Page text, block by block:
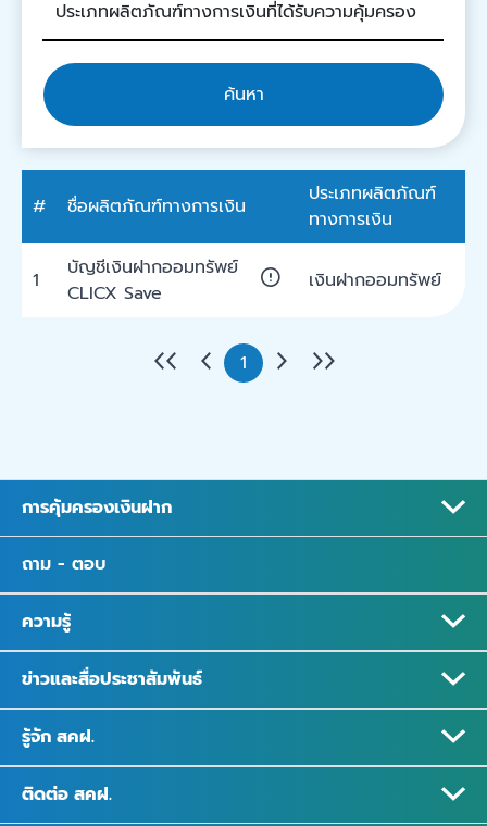
ค้นหา
# ชื่อผลิตภัณฑ์ทางการเงิน
ประเภทผลิตภัณฑ์
ทางการเงิน
1
บัญชีเงินฝากออมทรัพย์
CLICX Save
เงินฝากออมทรัพย์
1
การคุ้มครองเงินฝาก
ถาม - ตอบ
ความรู้
ข่าวและสื่อประชาสัมพันธ์
รู้จัก สคฝ.
ติดต่อ สคฝ.